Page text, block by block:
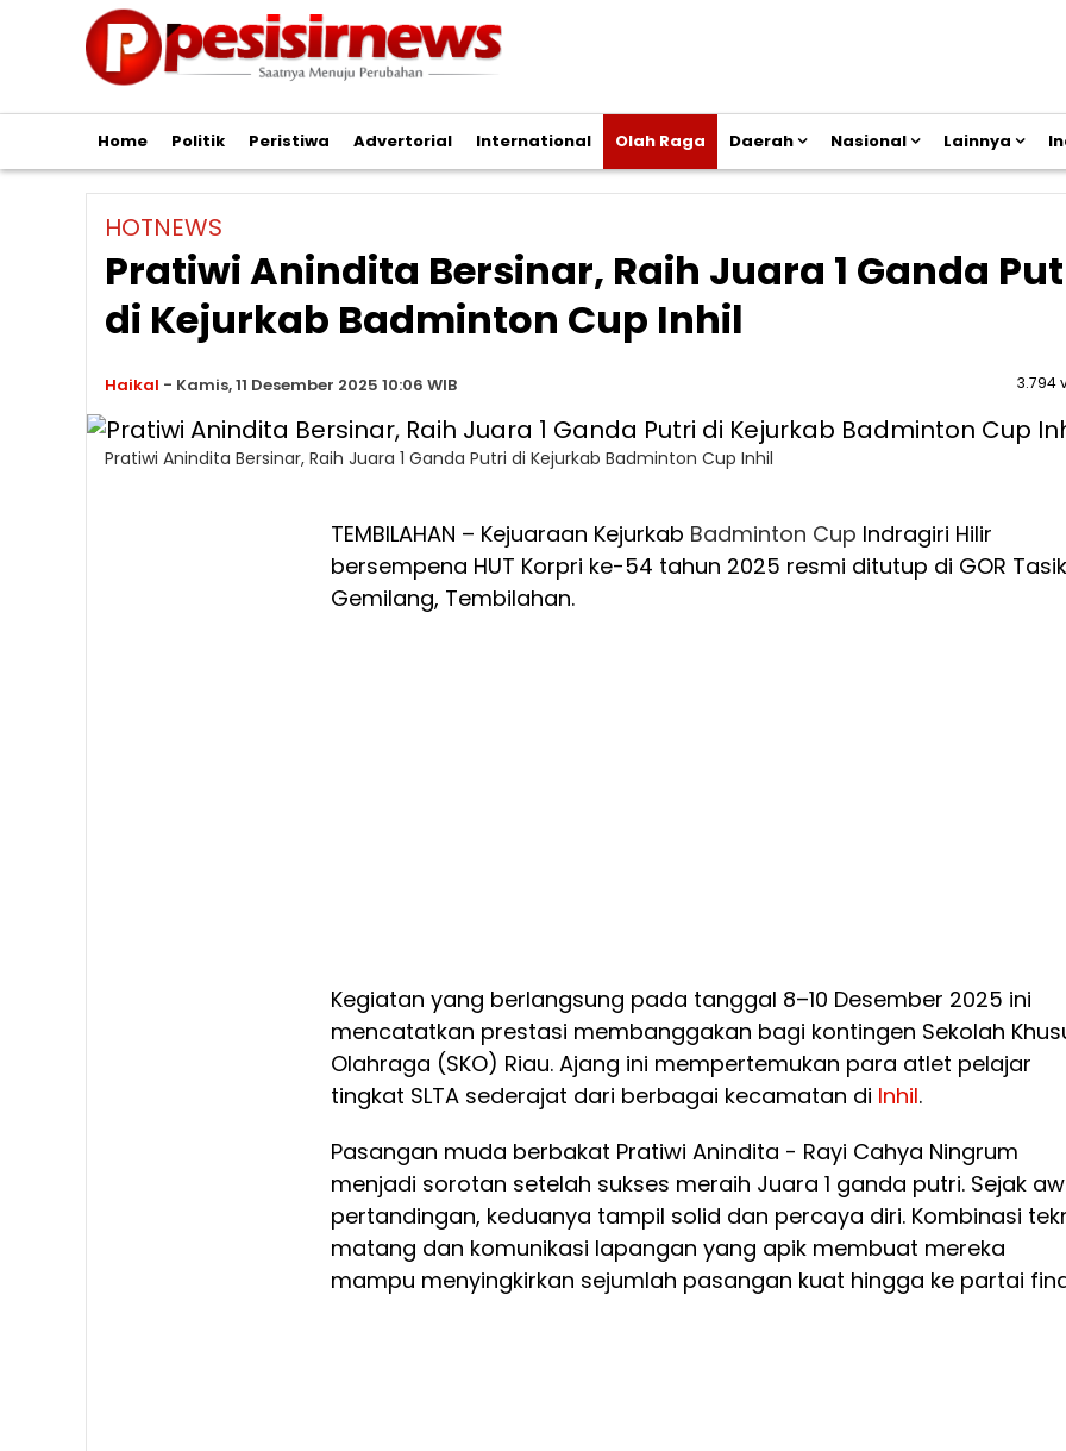
Home Politik Peristiwa Advertorial International Olah Raga Daerah Nasional Lainnya
HOTNEWS
Pratiwi Anindita Bersinar, Raih Juara 1 Ganda
di Kejurkab Badminton Cup Inhil
Haikal - Kamis, 11 Desember 2025 10:06 WIB 3.794
Pratiwi Anindita Bersinar, Raih Juara 1 Ganda Putri di Kejurkab Badminton Cup Inhil
TEMBILAHAN – Kejuaraan Kejurkab Badminton Cup Indragiri Hilir
bersempena HUT Korpri ke-54 tahun 2025 resmi ditutup di GOR Tasik
Gemilang, Tembilahan.
Kegiatan yang berlangsung pada tanggal 8–10 Desember 2025 ini
mencatatkan prestasi membanggakan bagi kontingen Sekolah
Olahraga (SKO) Riau. Ajang ini mempertemukan para atlet pelajar
tingkat SLTA sederajat dari berbagai kecamatan di Inhil.
Pasangan muda berbakat Pratiwi Anindita - Rayi Cahya Ningrum
menjadi sorotan setelah sukses meraih Juara 1 ganda putri. Sejak
pertandingan, keduanya tampil solid dan percaya diri. Kombinasi
matang dan komunikasi lapangan yang apik membuat mereka
mampu menyingkirkan sejumlah pasangan kuat hingga ke partai